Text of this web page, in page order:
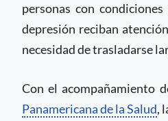
personas con
depresión reciban
necesidad de trasladarse
Con el acompañamiento
Panamericana de la Salud,